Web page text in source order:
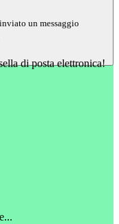
un messaggio
di posta elettronica!